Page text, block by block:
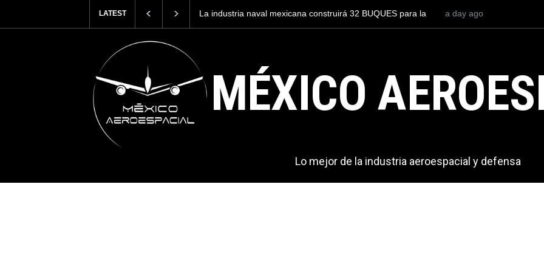
LATEST
Entrenar a un piloto para volar los nuevos C-130J mexicanos
México se posiciona
del mundo, al superar
exportaciones en el
3 days ago
MÉXICO
Lo mejor de la industria aeroespacial y defensa